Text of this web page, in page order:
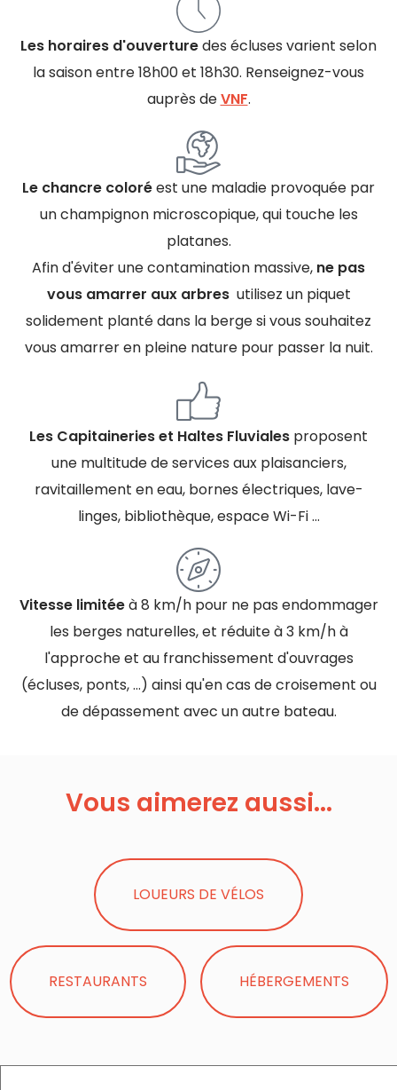
Les horaires d'ouverturedes écluses varient selon
la saison entre 18h00 et 18h30. Renseignez-vous
auprès deVNF.
Le chancre coloréest une maladie provoquée par
un champignon microscopique, qui touche les
platanes.
Afin d'éviter une contamination massive, ne pas
vous amarrer aux arbres utilisez un piquet
solidement planté dans la berge si vous souhaitez
vous amarrer en pleine nature pour passer la nuit.
Les Capitaineries et Haltes Fluviales proposent
une multitude de services aux plaisanciers,
ravitaillement en eau, bornes électriques, lave-
linges, bibliothèque, espace Wi-Fi ...
Vitesse limitéeà 8 km/h pour ne pas endommager
les berges naturelles, et réduite à 3 km/h à
l'approche et au franchissement d'ouvrages
(écluses, ponts, …) ainsi qu'en cas de croisement ou
de dépassement avec un autre bateau.
Vous aimerez aussi...
LOUEURS DE VÉLOS
RESTAURANTS HÉBERGEMENTS